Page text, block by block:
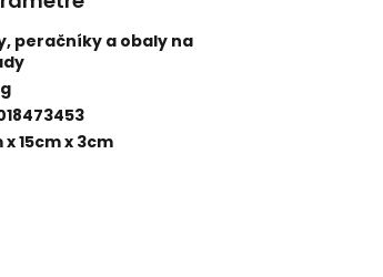
peračníky a obaly na
x 15cm x 3cm